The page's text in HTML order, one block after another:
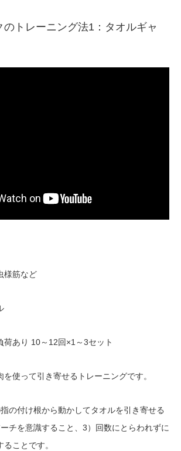
のトレーニング法1：タオルギャ
様筋など
荷あり 10～12回×1～3セット
を使って引き寄せるトレーニングです。
の付け根から動かしてタオルを引き寄せる
チを意識すること、3）回数にとらわれずに
ことです。